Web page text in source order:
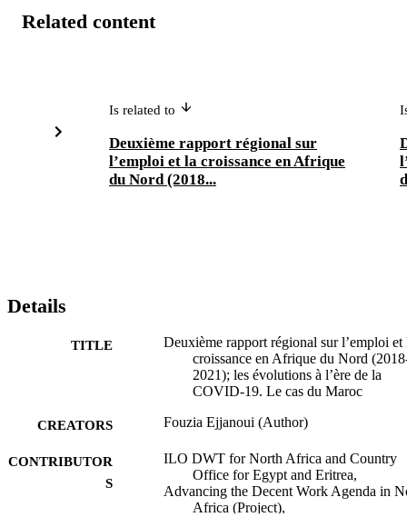
Related content
Is related to
Deuxième rapport régional sur
l’emploi et la croissance en Afrique
du Nord (2018...
Details
TITLE
Deuxième rapport régional sur l’emploi et
croissance en Afrique du Nord
2021); les évolutions à l’ère de la
COVID-19. Le cas du Maroc
CREATORS Fouzia Ejjanoui (Author)
CONTRIBUTOR
S
ILO DWT for North Africa and Country
Office for Egypt and Eritrea,
Advancing the Decent Work Agenda in
Africa (Project),